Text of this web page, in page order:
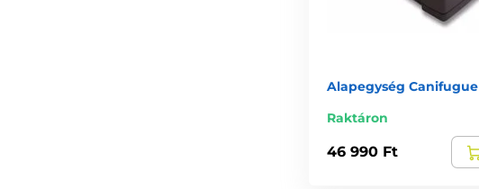
Alapegység Canifugue
Raktáron
46 990 Ft